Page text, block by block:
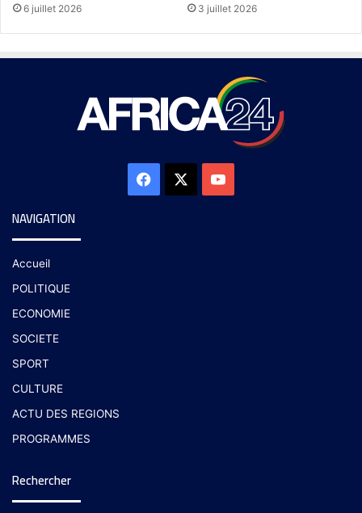
6 juillet 2026 3 juillet 2026
NAVIGATION
Accueil
POLITIQUE
ECONOMIE
SOCIETE
SPORT
CULTURE
ACTU DES REGIONS
PROGRAMMES
Rechercher